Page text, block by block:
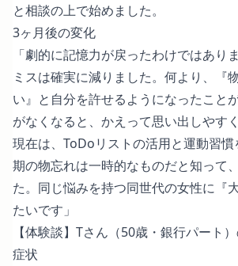
と相談の上で始めました。
3ヶ月後の変化
「劇的に記憶力が戻ったわけではあり
ミスは確実に減りました。何より、『
い』と自分を許せるようになったこと
がなくなると、かえって思い出しやす
現在は、ToDoリストの活用と運動習
期の物忘れは一時的なものだと知って
た。同じ悩みを持つ同世代の女性に『
たいです」
【体験談】Tさん（50歳・銀行パート
症状